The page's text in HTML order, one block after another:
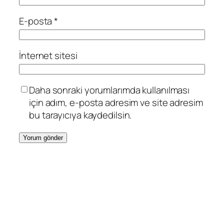
E-posta*
İnternet sitesi
Daha sonraki yorumlarımda kullanılması
için adım, e-posta adresim ve site adresim
bu tarayıcıya kaydedilsin.